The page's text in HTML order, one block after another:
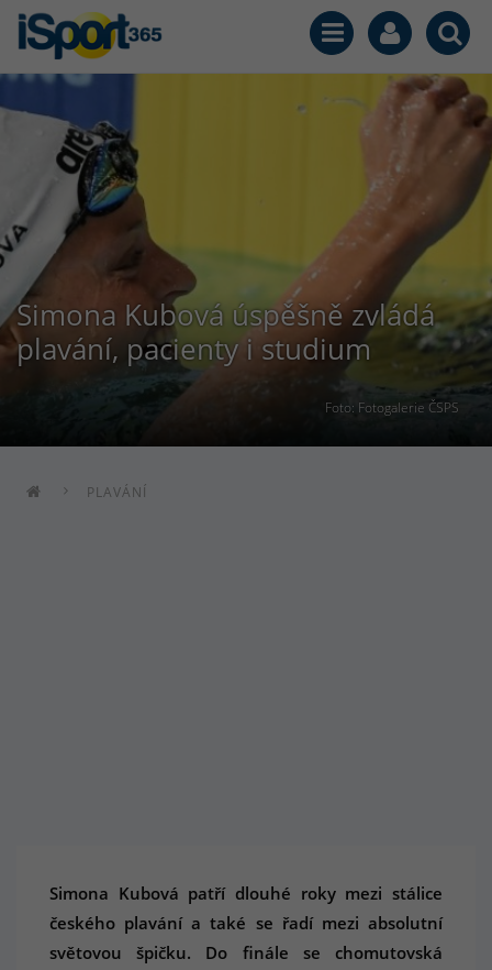
Foto: Fotogalerie ČSPS
Simona Kubová úspěšně zvládá
plavání, pacienty i studium
PLAVÁNÍ
Simona Kubová patří dlouhé roky mezi stálice
českého plavání a také se řadí mezi absolutní
světovou špičku. Do finále se chomutovská